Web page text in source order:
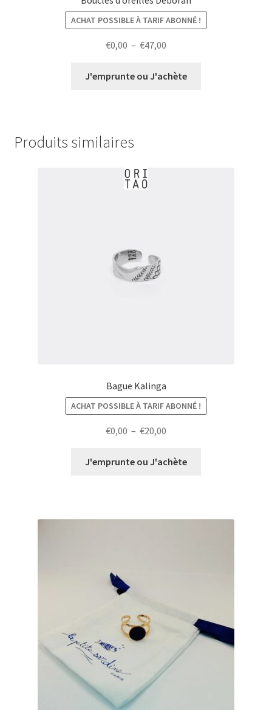
ACHAT POSSIBLE À TARIF ABONNÉ !
€0,00 – €47,00
prix :
J'emprunte ou J'achète
Produits similaires
Bague Kalinga
ACHAT POSSIBLE À TARIF ABONNÉ !
€0,00 – €20,00
prix :
J'emprunte ou J'achète